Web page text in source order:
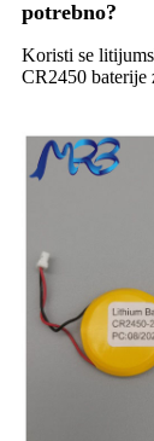
potrebno?
Koristi se
CR2450 baterije